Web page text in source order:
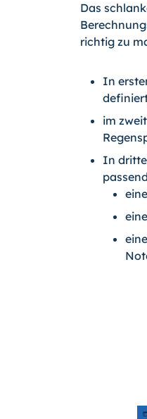
Das
richtig zu
In
im
In